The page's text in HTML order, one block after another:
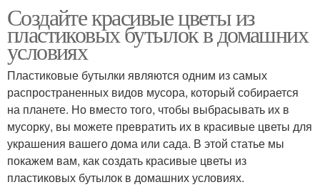
Создайте красивые цветы из
пластиковых бутылок в домашних
условиях
Пластиковые бутылки являются одним из самых
распространенных видов мусора, который собирается
на планете. Но вместо того, чтобы выбрасывать их в
мусорку, вы можете превратить их в красивые цветы для
украшения вашего дома или сада. В этой статье мы
покажем вам, как создать красивые цветы из
пластиковых бутылок в домашних условиях.